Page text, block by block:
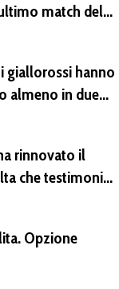
match del
VIDEO)
giallorossi hanno
almeno in due
rinnovato il
che testimonia
sportiva e dei
Opzione